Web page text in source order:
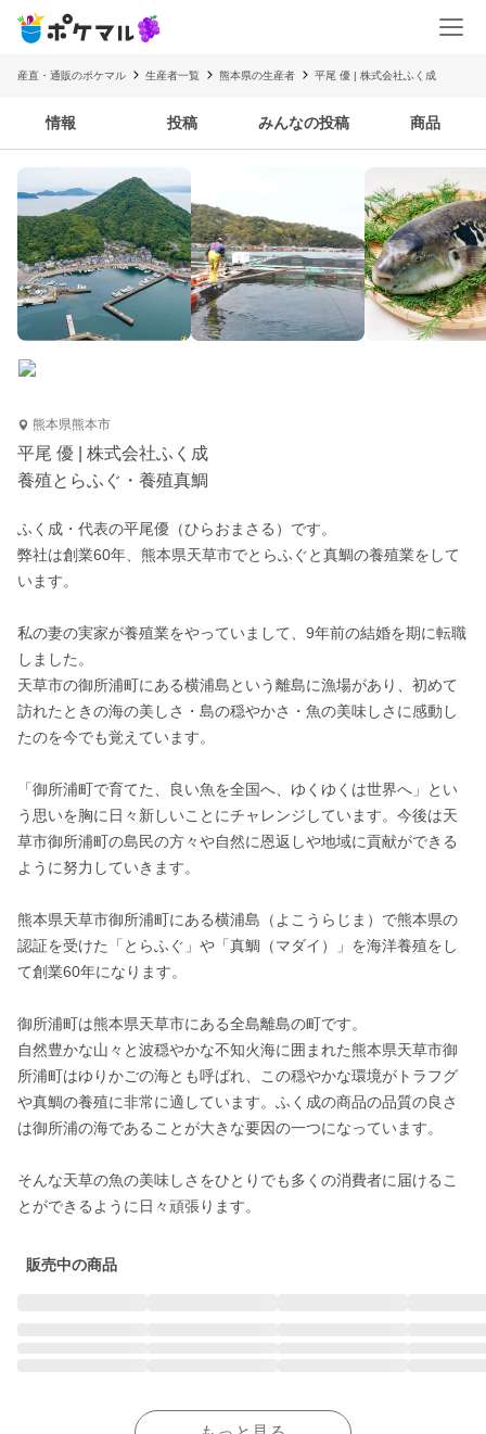
産直・通販のポケマル 生産者一覧 熊本県の生産者 平尾 優 | 株式会社ふく成
情報 投稿 みんなの投稿 商品
熊本県熊本市
平尾 優 | 株式会社ふく成
養殖とらふぐ・養殖真鯛
ふく成・代表の平尾優（ひらおまさる）です。
弊社は創業60年、熊本県天草市でとらふぐと真鯛の養殖業をして
います。
私の妻の実家が養殖業をやっていまして、9年前の結婚を期に転職
しました。
天草市の御所浦町にある横浦島という離島に漁場があり、初めて
訪れたときの海の美しさ・島の穏やかさ・魚の美味しさに感動し
たのを今でも覚えています。
「御所浦町で育てた、良い魚を全国へ、ゆくゆくは世界へ」とい
う思いを胸に日々新しいことにチャレンジしています。今後は天
草市御所浦町の島民の方々や自然に恩返しや地域に貢献ができる
ように努力していきます。
熊本県天草市御所浦町にある横浦島（よこうらじま）で熊本県の
認証を受けた「とらふぐ」や「真鯛（マダイ）」を海洋養殖をし
て創業60年になります。
御所浦町は熊本県天草市にある全島離島の町です。
自然豊かな山々と波穏やかな不知火海に囲まれた熊本県天草市御
所浦町はゆりかごの海とも呼ばれ、この穏やかな環境がトラフグ
や真鯛の養殖に非常に適しています。ふく成の商品の品質の良さ
は御所浦の海であることが大きな要因の一つになっています。
そんな天草の魚の美味しさをひとりでも多くの消費者に届けるこ
とができるように日々頑張ります。
販売中の商品